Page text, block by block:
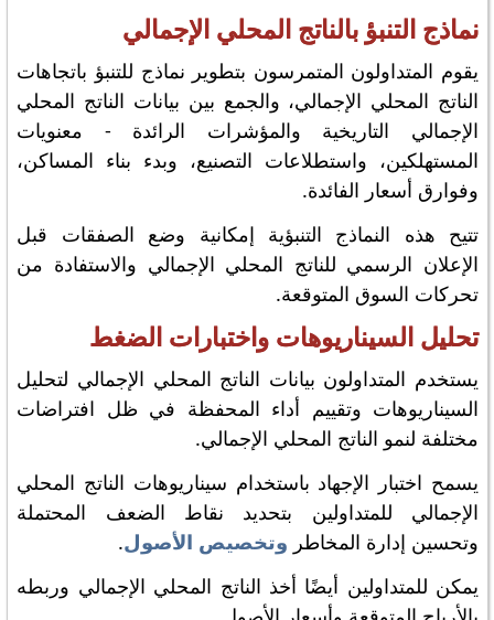
نماذج التنبؤ بالناتج المحلي الإجمالي
يقوم المتداولون المتمرسون بتطوير نماذج للتنبؤ باتجاهات
الناتج المحلي الإجمالي، والجمع بين بيانات الناتج المحلي
الإجمالي التاريخية والمؤشرات الرائدة - معنويات
المستهلكين، واستطلاعات التصنيع، وبدء بناء المساكن،
وفوارق أسعار الفائدة.
تتيح هذه النماذج التنبؤية إمكانية وضع الصفقات قبل
الإعلان الرسمي للناتج المحلي الإجمالي والاستفادة من
تحركات السوق المتوقعة.
تحليل السيناريوهات واختبارات الضغط
يستخدم المتداولون بيانات الناتج المحلي الإجمالي لتحليل
السيناريوهات وتقييم أداء المحفظة في ظل افتراضات
مختلفة لنمو الناتج المحلي الإجمالي.
يسمح اختبار الإجهاد باستخدام سيناريوهات الناتج المحلي
الإجمالي للمتداولين بتحديد نقاط الضعف المحتملة
وتحسين إدارة المخاطر وتخصيص الأصول.
يمكن للمتداولين أيضًا أخذ الناتج المحلي الإجمالي وربطه